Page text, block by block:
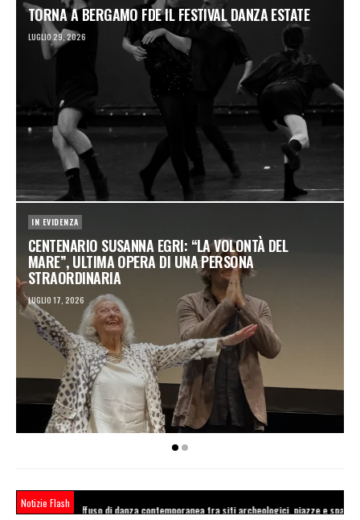
TORNA A BERGAMO FDE IL FESTIVAL DANZA ESTATE
LUGLIO 29, 2026
IN EVIDENZA
CENTENARIO SUSANNA EGRI: “LA VOLONTÀ DEL
MARE”, ULTIMA OPERA DI UNA PERSONA
STRAORDINARIA
LUGLIO 17, 2026
Notizie Flash
contemporanea tra siti archeologici, piazze e spazi urbani dell'Etruria laziale.